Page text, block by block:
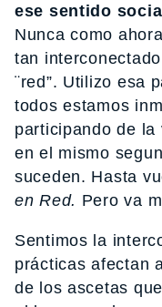
ese sentido
Nunca como
tan
¨red”. Utilizo esa
todos estamos
participando de
en el mismo
suceden. Hasta
en Red. Pero va
Sentimos la
prácticas afectan
de los ascetas